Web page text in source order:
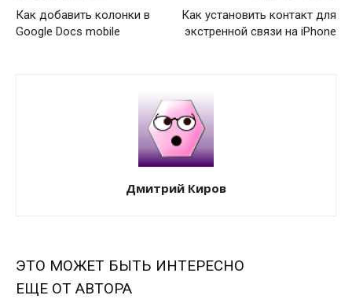
Как добавить колонки в
Google Docs mobile
Как установить контакт для
экстренной связи на iPhone
Дмитрий Киров
ЭТО МОЖЕТ БЫТЬ ИНТЕРЕСНО
ЕЩЕ ОТ АВТОРА